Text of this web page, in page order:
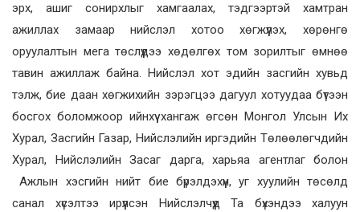
эрх, ашиг сонирхлыг хамгаалах, тэдгээртэй хамтран
ажиллах замаар нийслэл хотоо хөгжүүлэх, хөрөнгө
оруулалтын мега төслүүдээ хөдөлгөх том зорилтыг өмнөө
тавин ажиллаж байна. Нийслэл хот эдийн засгийн хувьд
тэлж, бие даан хөгжихийн зэрэгцээ дагуул хотуудаа бүтээн
босгох боломжоор ийнхүү хангаж өгсөн Монгол Улсын Их
Хурал, Засгийн Газар, Нийслэлийн иргэдийн Төлөөлөгчдийн
Хурал, Нийслэлийн Засаг дарга, харьяа агентлаг болон
Ажлын хэсгийн нийт бие бүрэлдэхүүн, уг хуулийн төсөлд
санал хүсэлтээ ирүүлсэн Нийслэлчүүд Та бүхэндээ халуун